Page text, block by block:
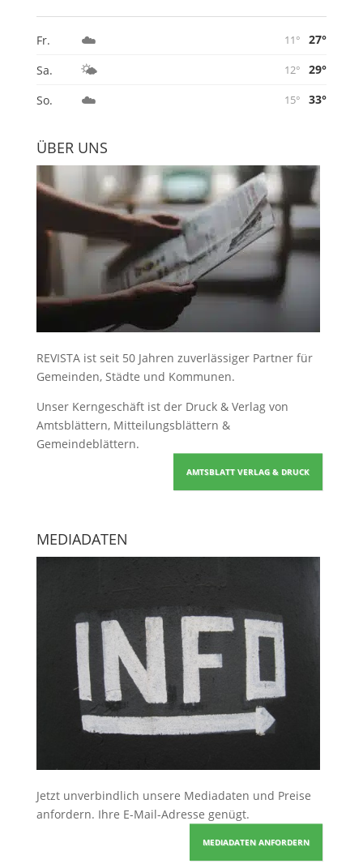
Fr. ☁️ 11°
27°
Sa.
🌤️ 12°
29°
So.
☁️ 15° 33°
ÜBER UNS
REVISTA ist seit 50 Jahren zuverlässiger Partner für
Gemeinden, Städte und Kommunen.
Unser Kerngeschäft ist der Druck & Verlag von
Amtsblättern, Mitteilungsblättern &
Gemeindeblättern.
AMTSBLATT VERLAG & DRUCK
MEDIADATEN
Jetzt unverbindlich unsere Mediadaten und Preise
anfordern. Ihre E-Mail-Adresse genügt.
MEDIADATEN ANFORDERN